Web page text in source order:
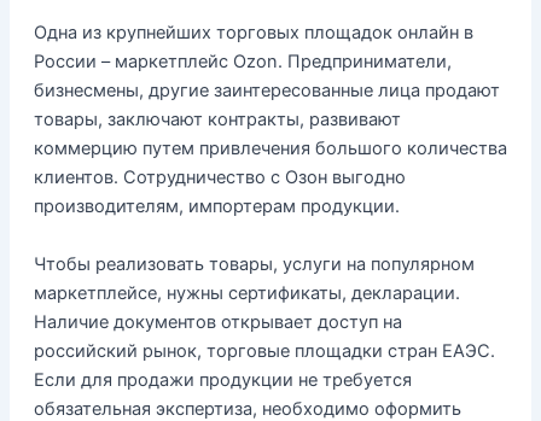
Одна из крупнейших торговых площадок онлайн в
России – маркетплейс Ozon. Предприниматели,
бизнесмены, другие заинтересованные лица продают
товары, заключают контракты, развивают
коммерцию путем привлечения большого количества
клиентов. Сотрудничество с Озон выгодно
производителям, импортерам продукции.
Чтобы реализовать товары, услуги на популярном
маркетплейсе, нужны сертификаты, декларации.
Наличие документов открывает доступ на
российский рынок, торговые площадки стран ЕАЭС.
Если для продажи продукции не требуется
обязательная экспертиза, необходимо оформить